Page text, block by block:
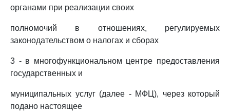
органами при реализации своих
полномочий в отношениях, регулируемых
законодательством о налогах и сборах
3 - в многофункциональном центре предоставления
государственных и
муниципальных услуг (далее - МФЦ), через который
подано настоящее